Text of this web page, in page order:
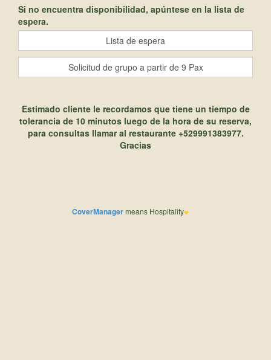
Si no encuentra disponibilidad, apúntese en la lista de
espera.
CoverManagermeans Hospitality